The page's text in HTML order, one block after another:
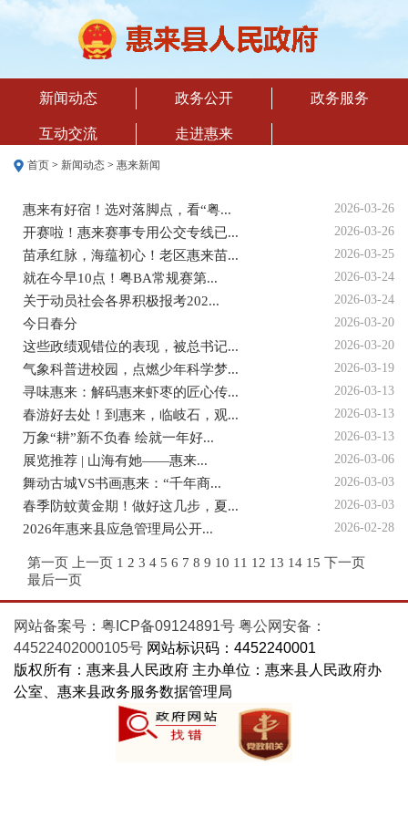
新闻动态 政务公开 政务服务
互动交流 走进惠来
首页 > 新闻动态 > 惠来新闻
惠来有好宿！选对落脚点，看“粤... 2026-03-26
开赛啦！惠来赛事专用公交专线已... 2026-03-26
苗承红脉，海蕴初心！老区惠来苗... 2026-03-25
就在今早10点！粤BA常规赛第... 2026-03-24
关于动员社会各界积极报考202... 2026-03-24
今日春分 2026-03-20
这些政绩观错位的表现，被总书记... 2026-03-20
气象科普进校园，点燃少年科学梦... 2026-03-19
寻味惠来：解码惠来虾枣的匠心传... 2026-03-13
春游好去处！到惠来，临岐石，观... 2026-03-13
万象“耕”新不负春 绘就一年好... 2026-03-13
展览推荐 | 山海有她——惠来... 2026-03-06
舞动古城VS书画惠来：“千年商... 2026-03-03
春季防蚊黄金期！做好这几步，夏... 2026-03-03
2026年惠来县应急管理局公开... 2026-02-28
第一页 上一页 1 2 3 4 5 6 7 8 9 10 11 12 13 14 15 下一页
最后一页
网站备案号：粤ICP备09124891号 粤公网安备：
44522402000105号 网站标识码：4452240001
版权所有：惠来县人民政府 主办单位：惠来县人民政府办
公室、惠来县政务服务数据管理局